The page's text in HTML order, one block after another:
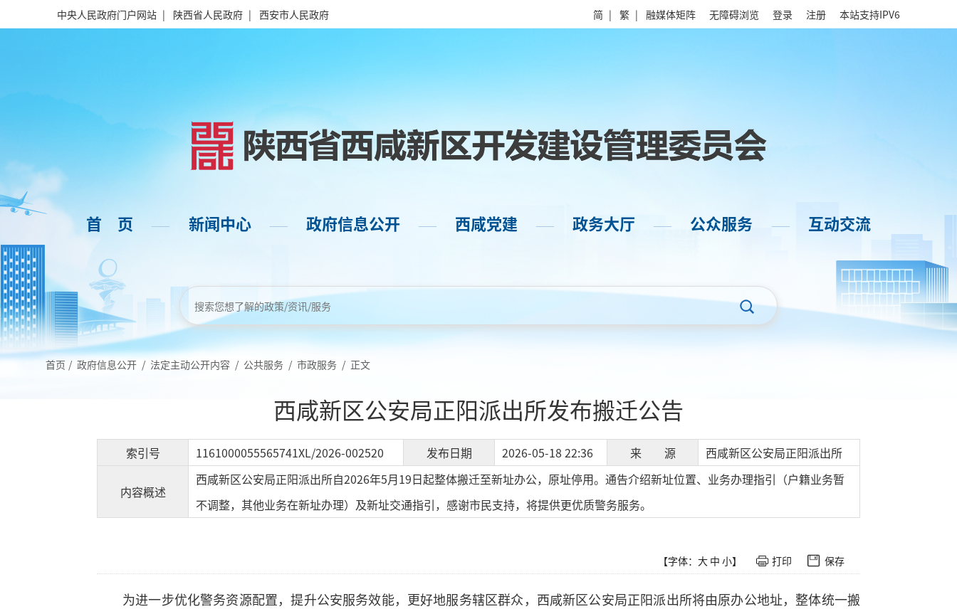
中央人民政府门户网站 | 陕西省人民政府 | 西安市人民政府 简 | 繁 | 融媒体矩阵 无障碍浏览 登录 注册 本站支持IPV6
首 页 —— 新闻中心 —— 政府信息公开 —— 西咸党建 —— 政务大厅 —— 公众服务 —— 互动交流
首页 / 政府信息公开 / 法定主动公开内容 / 公共服务 / 市政服务 / 正文
西咸新区公安局正阳派出所发布搬迁公告
索引号 1161000055565741XL/2026-002520 发布日期 2026-05-18 22:36 来 源 西咸新区公安局正阳派出所
内容概述
西咸新区公安局正阳派出所自2026年5月19日起整体搬迁至新址办公，原址停用。通告介绍新址位置、业务办理指引（户籍业务暂
不调整，其他业务在新址办理）及新址交通指引，感谢市民支持，将提供更优质警务服务。
【字体： 大 中 小】 打印 保存
为进一步优化警务资源配置，提升公安服务效能，更好地服务辖区群众，西咸新区公安局正阳派出所将由原办公地址，整体统一搬